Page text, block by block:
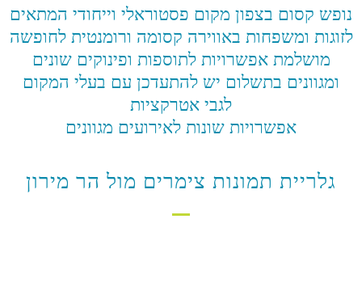
נופש קסום בצפון מקום פסטוראלי וייחודי המתאים
לזוגות ומשפחות באווירה קסומה ורומנטית לחופשה
מושלמת אפשרויות לתוספות ופינוקים שונים
ומגוונים בתשלום יש להתעדכן עם בעלי המקום
לגבי אטרקציות
אפשרויות שונות לאירועים מגוונים
גלריית תמונות צימרים מול הר מירון